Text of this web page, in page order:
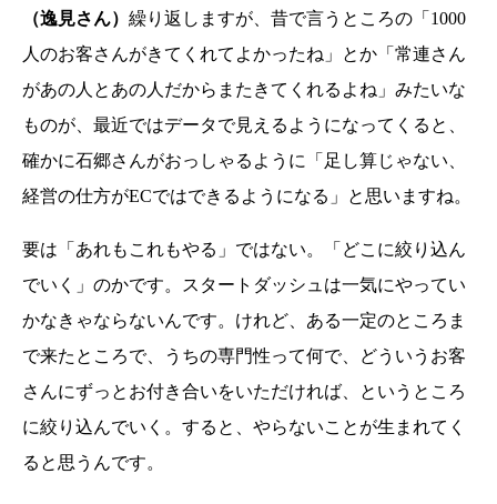
（逸見さん） 繰り返しますが、昔で言うところの「1000
人のお客さんがきてくれてよかったね」とか「常連さん
があの人とあの人だからまたきてくれるよね」みたいな
ものが、最近ではデータで見えるようになってくると、
確かに石郷さんがおっしゃるように「足し算じゃない、
経営の仕方がECではできるようになる」と思いますね。
要は「あれもこれもやる」ではない。「どこに絞り込ん
でいく」のかです。スタートダッシュは一気にやってい
かなきゃならないんです。けれど、ある一定のところま
で来たところで、うちの専門性って何で、どういうお客
さんにずっとお付き合いをいただければ、というところ
に絞り込んでいく。すると、やらないことが生まれてく
ると思うんです。